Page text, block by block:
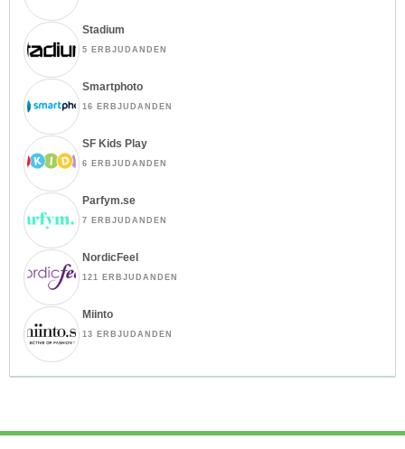
Stadium
5 ERBJUDANDEN
Smartphoto
16 ERBJUDANDEN
SF Kids Play
6 ERBJUDANDEN
Parfym.se
7 ERBJUDANDEN
NordicFeel
121 ERBJUDANDEN
Miinto
13 ERBJUDANDEN